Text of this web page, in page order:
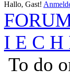
Hallo, Gast!
I E C H
To do